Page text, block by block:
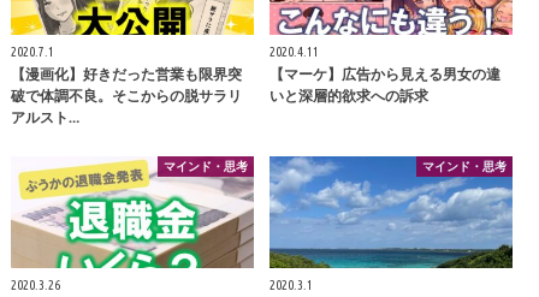
2020.7.1
【漫画化】好きだった営業も限界突
破で体調不良。そこからの脱サラリ
アルスト…
2020.4.11
【マーケ】広告から見える男女の違
いと深層的欲求への訴求
マインド・思考
2020.3.26
マインド・思考
2020.3.1